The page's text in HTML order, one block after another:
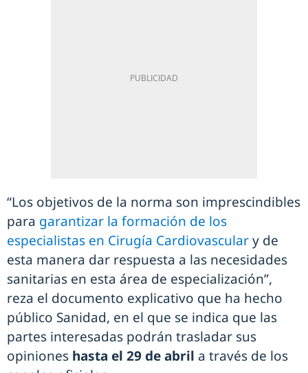
“Los objetivos de la norma son imprescindibles
para garantizar la formación de los
especialistas en Cirugía Cardiovasculary de
esta manera dar respuesta a las necesidades
sanitarias en esta área de especialización”,
reza el documento explicativo que ha hecho
público Sanidad, en el que se indica que las
partes interesadas podrán trasladar sus
opiniones hasta el 29 de abril a través de los